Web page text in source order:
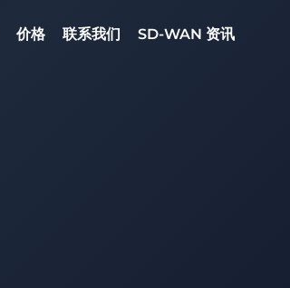
价格 联系我们 SD-WAN 资讯